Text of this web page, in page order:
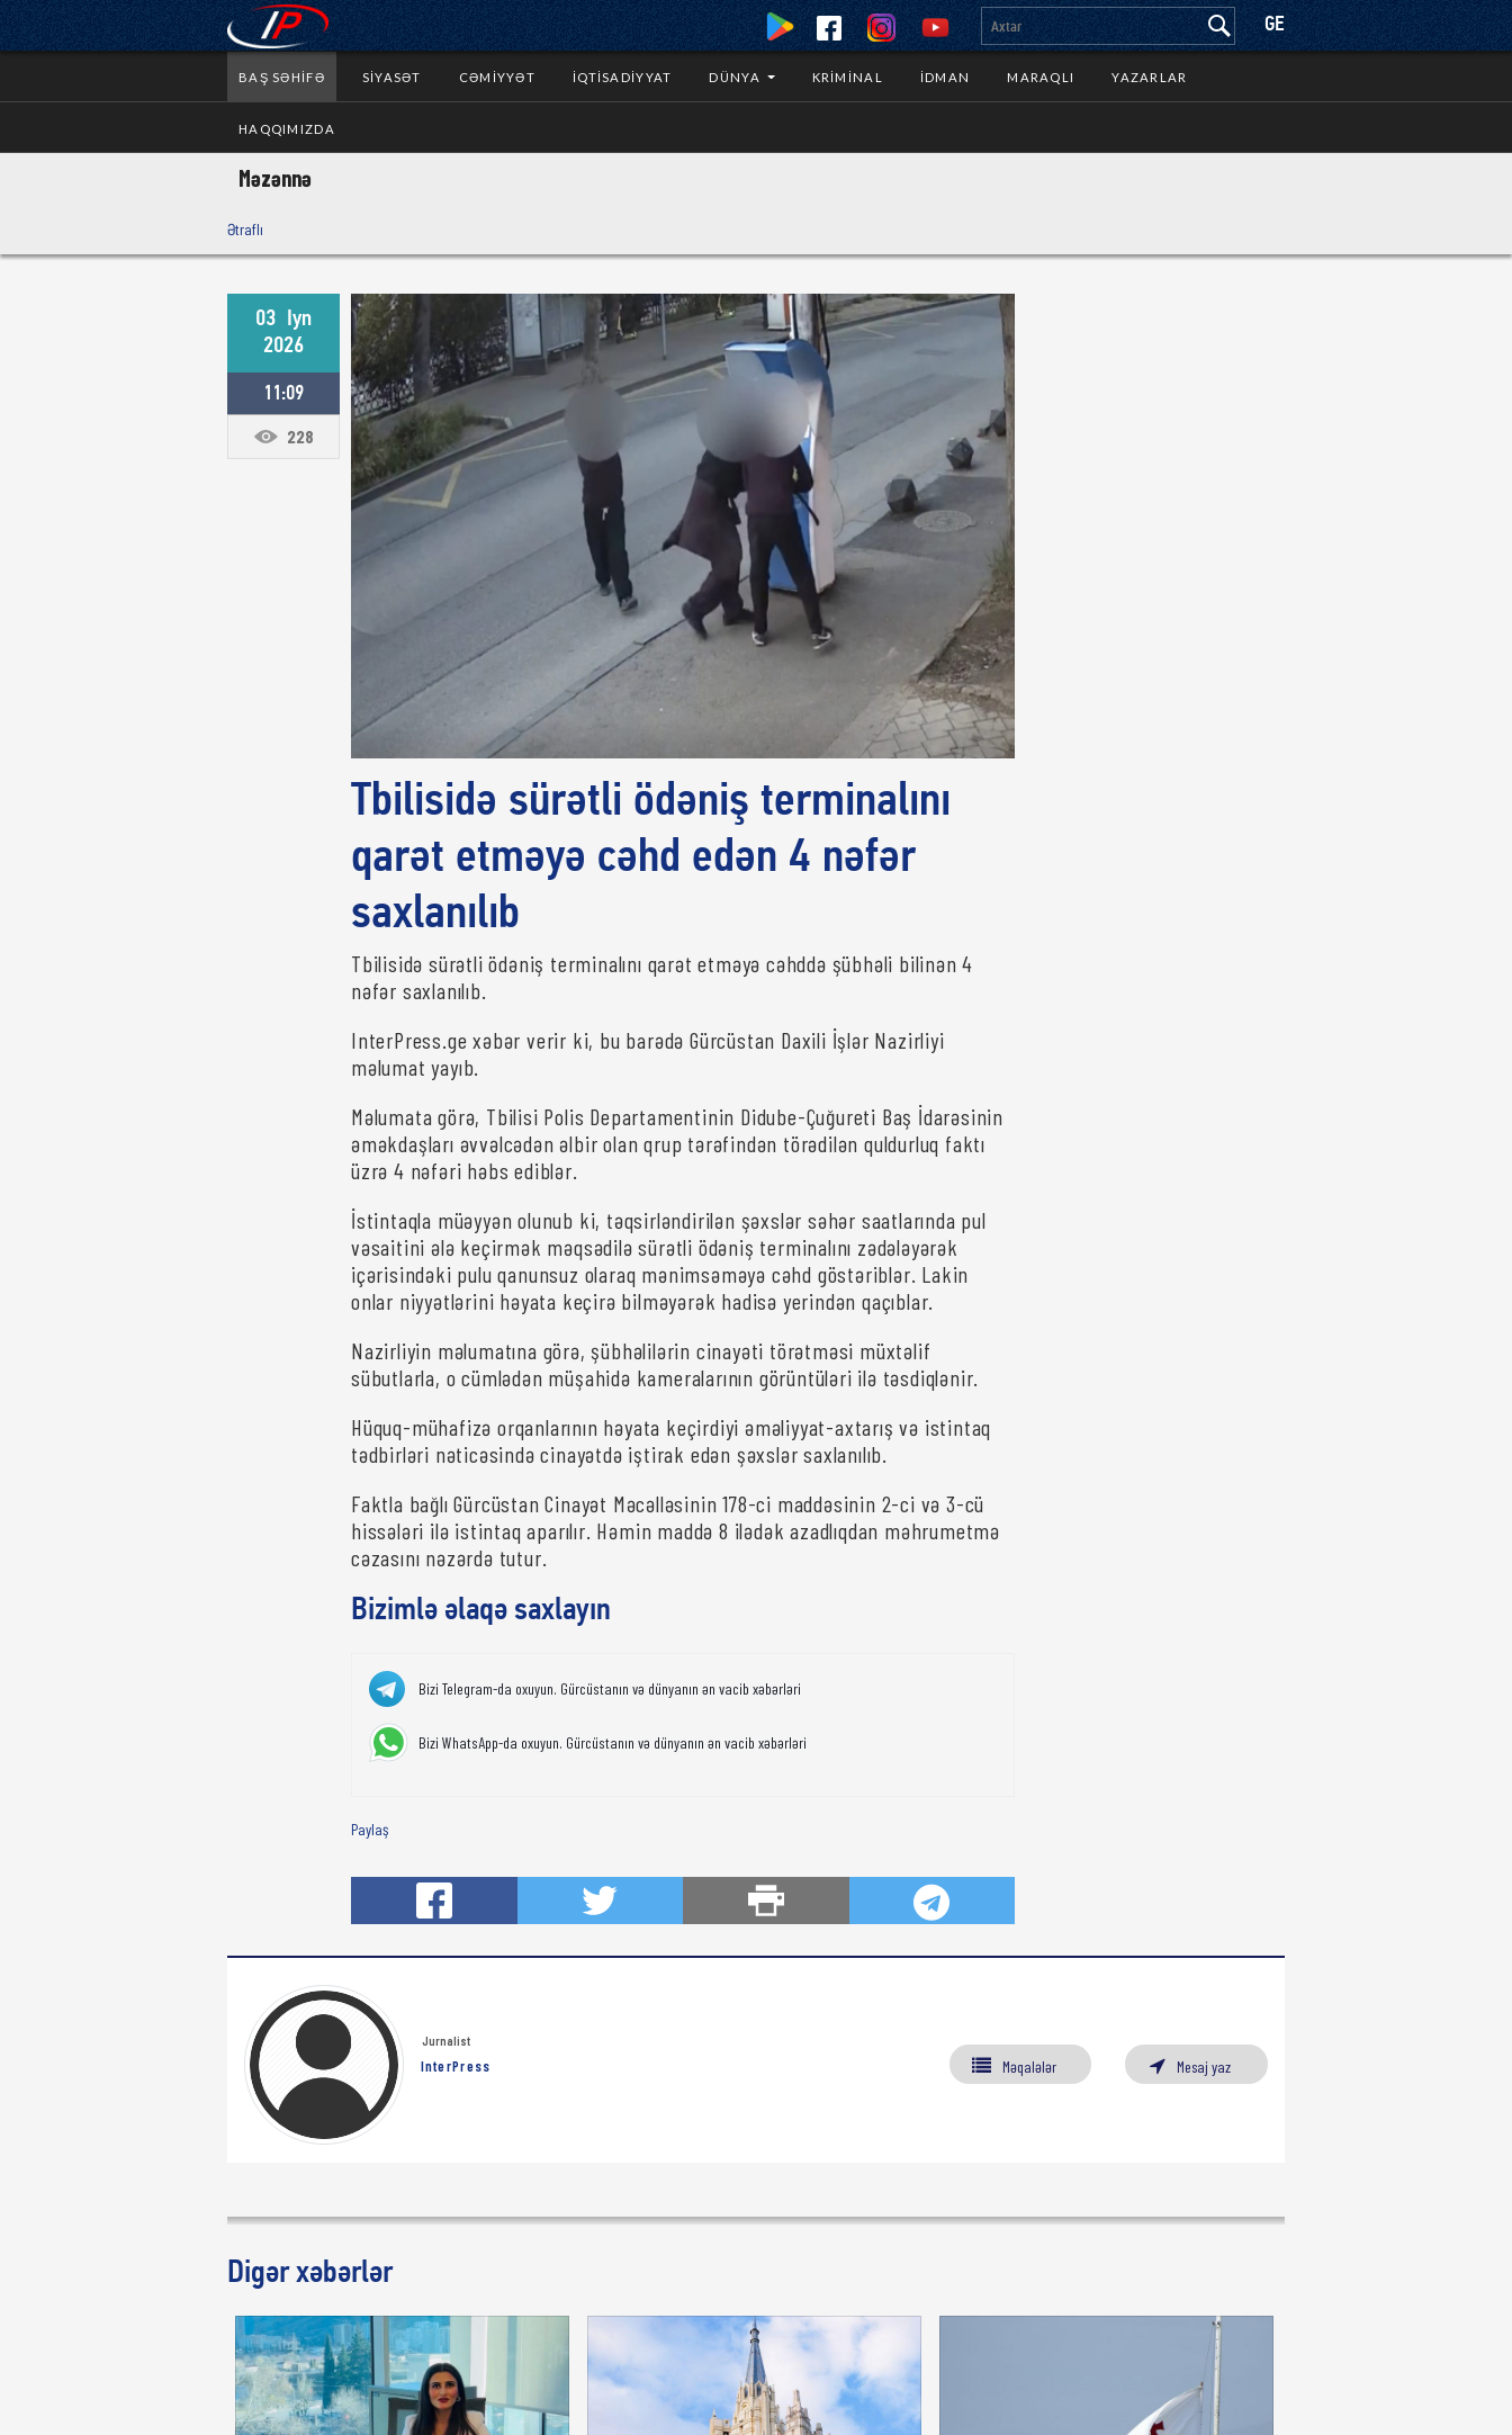
GE
BAŞ SƏHIFƏ SIYASƏT CƏMIYYƏT İQTISADIYYAT DÜNYA KRIMINAL İDMAN MARAQLI YAZARLAR
HAQQIMIZDA
Məzənnə
Ətraflı
03 Iyn
2026
11:09
228
Tbilisidə sürətli ödəniş terminalını
qarət etməyə cəhd edən 4 nəfər
saxlanılıb
Tbilisidə sürətli ödəniş terminalını qarət etməyə cəhddə şübhəli bilinən 4
nəfər saxlanılıb.
InterPress.ge xəbər verir ki, bu barədə Gürcüstan Daxili İşlər Nazirliyi
məlumat yayıb.
Məlumata görə, Tbilisi Polis Departamentinin Didube-Çuğureti Baş İdarəsinin
əməkdaşları əvvəlcədən əlbir olan qrup tərəfindən törədilən quldurluq faktı
üzrə 4 nəfəri həbs ediblər.
İstintaqla müəyyən olunub ki, təqsirləndirilən şəxslər səhər saatlarında pul
vəsaitini ələ keçirmək məqsədilə sürətli ödəniş terminalını zədələyərək
içərisindəki pulu qanunsuz olaraq mənimsəməyə cəhd göstəriblər. Lakin
onlar niyyətlərini həyata keçirə bilməyərək hadisə yerindən qaçıblar.
Nazirliyin məlumatına görə, şübhəlilərin cinayəti törətməsi müxtəlif
sübutlarla, o cümlədən müşahidə kameralarının görüntüləri ilə təsdiqlənir.
Hüquq-mühafizə orqanlarının həyata keçirdiyi əməliyyat-axtarış və istintaq
tədbirləri nəticəsində cinayətdə iştirak edən şəxslər saxlanılıb.
Faktla bağlı Gürcüstan Cinayət Məcəlləsinin 178-ci maddəsinin 2-ci və 3-cü
hissələri ilə istintaq aparılır. Həmin maddə 8 ilədək azadlıqdan məhrumetmə
cəzasını nəzərdə tutur.
Bizimlə əlaqə saxlayın
Bizi Telegram-da oxuyun. Gürcüstanın və dünyanın ən vacib xəbərləri
Bizi WhatsApp-da oxuyun. Gürcüstanın və dünyanın ən vacib xəbərləri
Paylaş
Jurnalist
InterPress Məqalələr Mesaj yaz
Digər xəbərlər